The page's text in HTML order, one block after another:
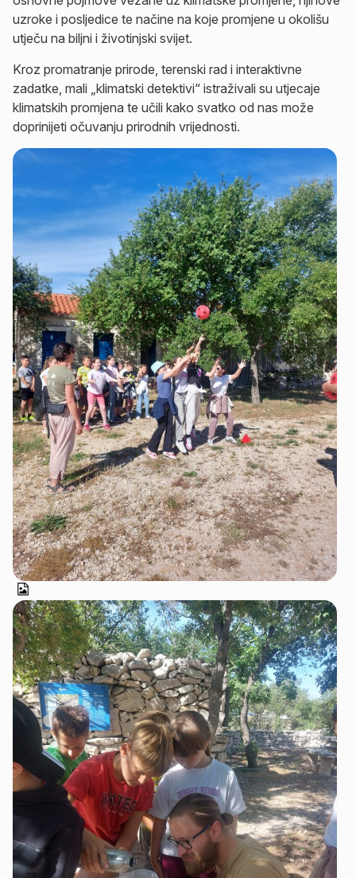
uzroke i posljedice te načine na koje promjene u okolišu
utječu na biljni i životinjski svijet.
Kroz promatranje prirode, terenski rad i interaktivne
zadatke, mali „klimatski detektivi“ istraživali su utjecaje
klimatskih promjena te učili kako svatko od nas može
doprinijeti očuvanju prirodnih vrijednosti.